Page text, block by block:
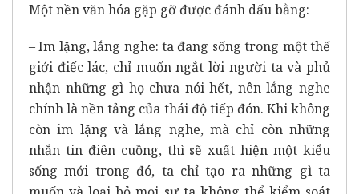
Một nền văn hóa gặp gỡ được đánh dấu bằng:
– Im lặng, lắng nghe: ta đang sống trong một thế
giới điếc lác, chỉ muốn ngắt lời người ta và phủ
nhận những gì họ chưa nói hết, nên lắng nghe
chính là nền tảng của thái độ tiếp đón. Khi không
còn im lặng và lắng nghe, mà chỉ còn những
nhắn tin điên cuồng, thì sẽ xuất hiện một kiểu
sống mới trong đó, ta chỉ tạo ra những gì ta